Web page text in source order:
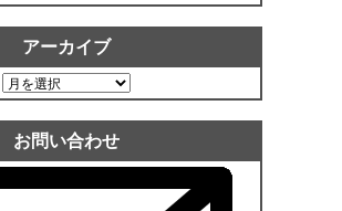
アーカイブ
ア
ー
カ
ブ
お問い合わせ